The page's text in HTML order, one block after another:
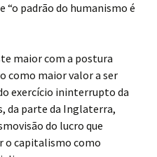
“o padrão do humanismo é
maior com a postura
como maior valor a ser
exercício ininterrupto da
da parte da Inglaterra,
do lucro que
o capitalismo como